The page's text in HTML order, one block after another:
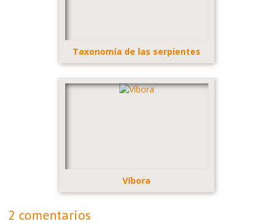
Taxonomía de las serpientes
Víbora
2 comentarios